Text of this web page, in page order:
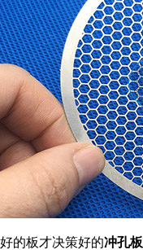
好的板才决策好的冲孔板